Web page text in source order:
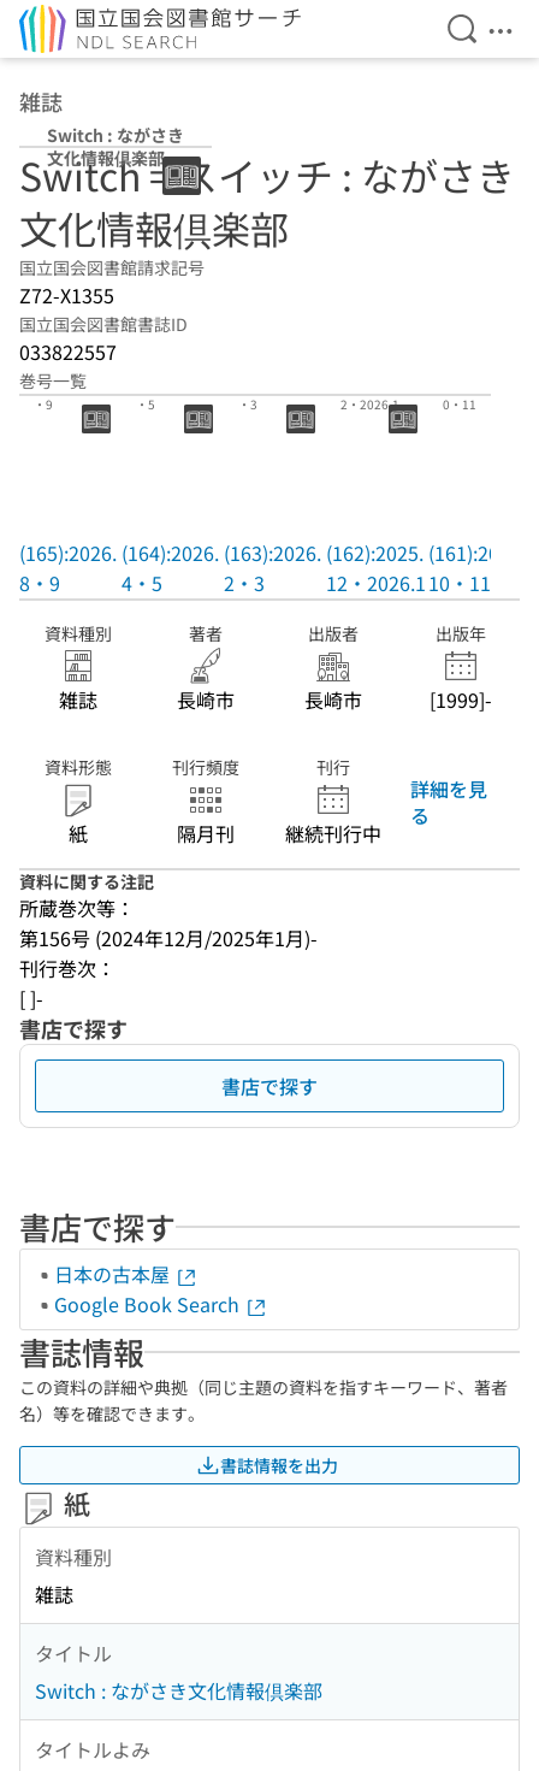
検索を
メ
雑誌
Switch : ながさき
文化情報倶楽部
Switch = スイッチ : ながさき
文化情報倶楽部
国立国会図書館請求記号
Z72-X1355
国立国会図書館書誌ID
033822557
巻号一覧
(165):2026.8
・9
(165):2026.
8・9
・5
(164):2026.
4・5
・3
(163):2026.
2・3
2・2026.1
(162):2025.
12・2026.1
0・11
(161):2025.
10・11
資料種別
雑誌
著者
長崎市
出版者
長崎市
出版年
[1999]-
資料形態
紙
刊行頻度
隔月刊
刊行
継続刊行中
詳細を見
る
資料に関する注記
所蔵巻次等：
第156号 (2024年12月/2025年1月)-
刊行巻次：
[ ]-
書店で探す
書店で探す
書店で探す
日本の古本屋
Google Book Search
書誌情報
この資料の詳細や典拠（同じ主題の資料を指すキーワード、著者
名）等を確認できます。
書誌情報を出力
紙
資料種別
雑誌
タイトル
Switch : ながさき文化情報倶楽部
タイトルよみ